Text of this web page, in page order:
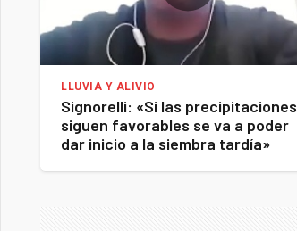
LLUVIA Y ALIVIO
Signorelli: «Si las precipitaciones
siguen favorables se va a poder
dar inicio a la siembra tardía»